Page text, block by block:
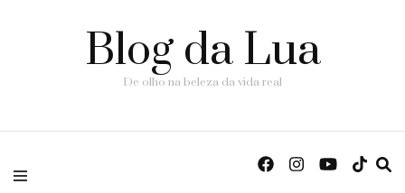
Blog da Lua
De olho na beleza da vida real